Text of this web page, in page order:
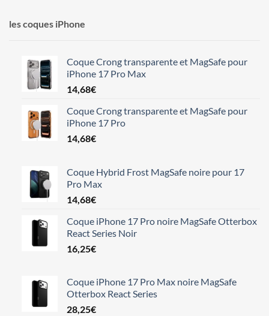
les coques iPhone
Coque Crong transparente et MagSafe pour
iPhone 17 Pro Max
14,68€
Coque Crong transparente et MagSafe pour
iPhone 17 Pro
14,68€
Coque Hybrid Frost MagSafe noire pour 17
Pro Max
14,68€
Coque iPhone 17 Pro noire MagSafe Otterbox
React Series Noir
16,25€
Coque iPhone 17 Pro Max noire MagSafe
Otterbox React Series
28,25€